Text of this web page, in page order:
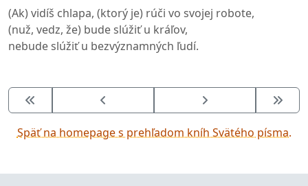
(Ak) vidíš chlapa, (ktorý je) rúči vo svojej robote,
(nuž, vedz, že) bude slúžiť u kráľov,
nebude slúžiť u bezvýznamných ľudí.
Späť na homepage s prehľadom kníh Svätého písma.